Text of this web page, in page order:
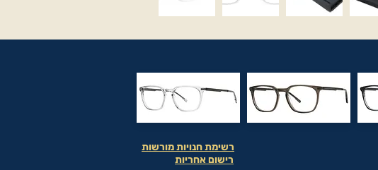
רשימת חנויות מורשות
רישום אחריות